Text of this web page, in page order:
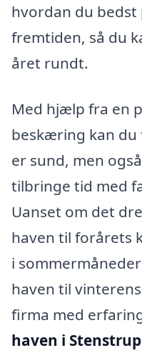
hvordan du bedst
fremtiden, så du
året rundt.
Med hjælp fra en
beskæring kan du
er sund, men
tilbringe tid med
Uanset om det
haven til forårets
i
haven til
firma med
haven i Stenstrup